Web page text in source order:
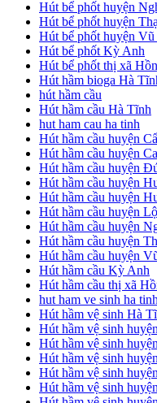
Hút bể phốt huyện
Hút bể phốt huyện
Hút bể phốt huyện Vũ
Hút bể phốt Kỳ Anh
Hút bể phốt thị xã
Hút hầm bioga Hà
hút hầm cầu
Hút hầm cầu Hà Tĩnh
hut ham cau ha tinh
Hút hầm cầu huyện
Hút hầm cầu huyện
Hút hầm cầu huyện
Hút hầm cầu huyện
Hút hầm cầu huyện
Hút hầm cầu huyện
Hút hầm cầu huyện
Hút hầm cầu huyện
Hút hầm cầu huyện
Hút hầm cầu Kỳ Anh
Hút hầm cầu thị xã
hut ham ve sinh ha tinh
Hút hầm vệ sinh Hà
Hút hầm vệ sinh
Hút hầm vệ sinh
Hút hầm vệ sinh
Hút hầm vệ sinh
Hút hầm vệ sinh